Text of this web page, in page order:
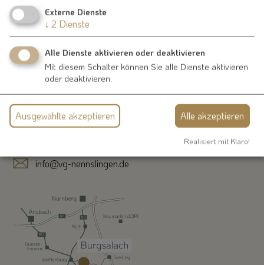
Kontakt
Schmiedgasse 1
91790 Nennslingen
info@vg-nennslingen.de
Externe Dienste
↓ 2 Dienste
Alle Dienste aktivieren oder deaktivieren
Mit diesem Schalter können Sie alle Dienste aktivieren
oder deaktivieren.
Ausgewählte akzeptieren Alle akzeptieren
Realisiert mit Klaro!